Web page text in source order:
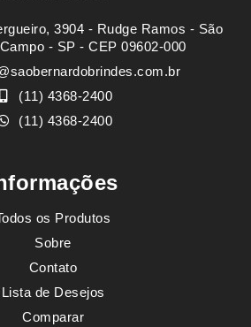
3904 - Rudge Ramos - São
- SP - CEP 09602-000
(11) 4368-2400
(11) 4368-2400
os Produtos
Sobre
Contato
Lista de Desejos
Comparar